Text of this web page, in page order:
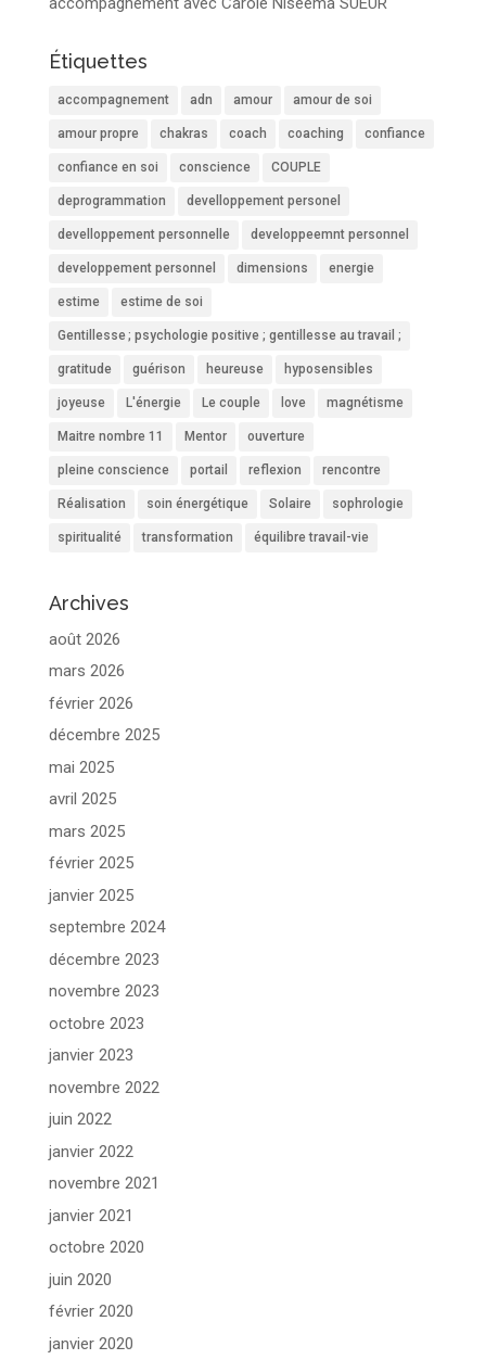
Étiquettes
accompagnement adn amour amour de soi
amour propre chakras coach coaching confiance
confiance en soi conscience COUPLE
deprogrammation develloppement personel
develloppement personnelle developpeemnt personnel
developpement personnel dimensions energie
estime estime de soi
Gentillesse ; psychologie positive ; gentillesse au travail ;
gratitude guérison heureuse hyposensibles
joyeuse L'énergie Le couple love magnétisme
Maitre nombre 11 Mentor ouverture
pleine conscience portail reflexion rencontre
Réalisation soin énergétique Solaire sophrologie
spiritualité transformation équilibre travail-vie
Archives
août 2026
mars 2026
février 2026
décembre 2025
mai 2025
avril 2025
mars 2025
février 2025
janvier 2025
septembre 2024
décembre 2023
novembre 2023
octobre 2023
janvier 2023
novembre 2022
juin 2022
janvier 2022
novembre 2021
janvier 2021
octobre 2020
juin 2020
février 2020
janvier 2020